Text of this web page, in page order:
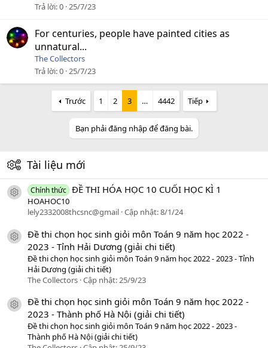
Trả lời 0 25/7/23
For centuries, people have painted cities as
unnatural...
The Collectors
Trả lời 0 25/7/23
Trước 1 2 3 … 4442 Tiếp
Bạn phải đăng nhập để đăng bài.
Tài liệu mới
icon tài liệu
Chính thức ĐỀ THI HÓA HỌC 10 CUỐI HỌC KÌ 1
HOAHOC10
lely2332008thcsnc@gmail Cập nhật:8/1/24
icon tài liệu
Đề thi chọn học sinh giỏi môn Toán 9 năm học 2022 -
2023 - Tỉnh Hải Dương (giải chi tiết)
Đề thi chọn học sinh giỏi môn Toán 9 năm học 2022 - 2023 - Tỉnh
Hải Dương (giải chi tiết)
The Collectors Cập nhật:25/9/23
icon tài liệu
Đề thi chọn học sinh giỏi môn Toán 9 năm học 2022 -
2023 - Thành phố Hà Nội (giải chi tiết)
Đề thi chọn học sinh giỏi môn Toán 9 năm học 2022 - 2023 -
Thành phố Hà Nội (giải chi tiết)